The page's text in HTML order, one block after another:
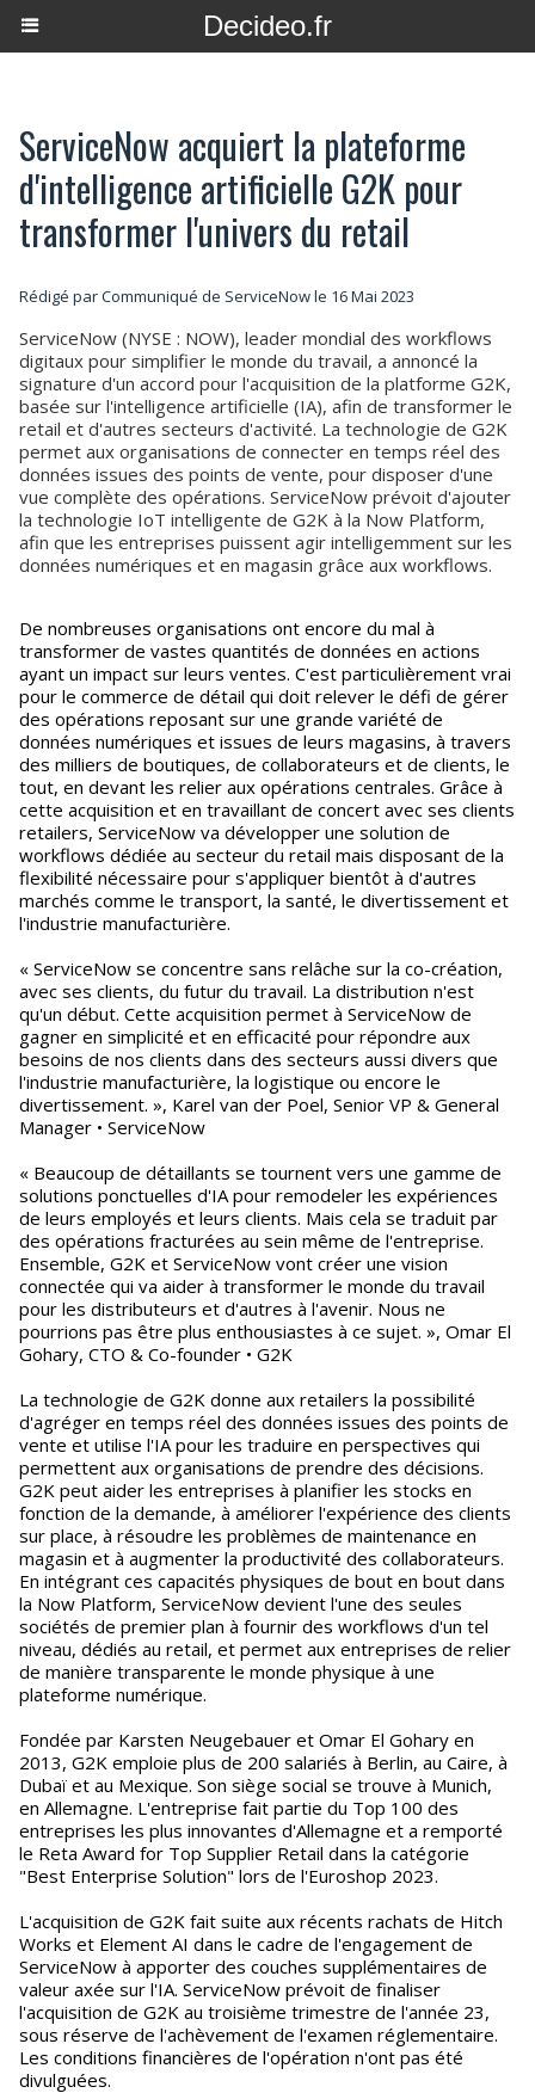
Decideo.fr
ServiceNow acquiert la plateforme
d'intelligence artificielle G2K pour
transformer l'univers du retail
Rédigé par Communiqué de ServiceNow le 16 Mai 2023
ServiceNow (NYSE : NOW), leader mondial des workflows
digitaux pour simplifier le monde du travail, a annoncé la
signature d'un accord pour l'acquisition de la platforme G2K,
basée sur l'intelligence artificielle (IA), afin de transformer le
retail et d'autres secteurs d'activité. La technologie de G2K
permet aux organisations de connecter en temps réel des
données issues des points de vente, pour disposer d'une
vue complète des opérations. ServiceNow prévoit d'ajouter
la technologie IoT intelligente de G2K à la Now Platform,
afin que les entreprises puissent agir intelligemment sur les
données numériques et en magasin grâce aux workflows.
De nombreuses organisations ont encore du mal à
transformer de vastes quantités de données en actions
ayant un impact sur leurs ventes. C'est particulièrement vrai
pour le commerce de détail qui doit relever le défi de gérer
des opérations reposant sur une grande variété de
données numériques et issues de leurs magasins, à travers
des milliers de boutiques, de collaborateurs et de clients, le
tout, en devant les relier aux opérations centrales. Grâce à
cette acquisition et en travaillant de concert avec ses clients
retailers, ServiceNow va développer une solution de
workflows dédiée au secteur du retail mais disposant de la
flexibilité nécessaire pour s'appliquer bientôt à d'autres
marchés comme le transport, la santé, le divertissement et
l'industrie manufacturière.
« ServiceNow se concentre sans relâche sur la co-création,
avec ses clients, du futur du travail. La distribution n'est
qu'un début. Cette acquisition permet à ServiceNow de
gagner en simplicité et en efficacité pour répondre aux
besoins de nos clients dans des secteurs aussi divers que
l'industrie manufacturière, la logistique ou encore le
divertissement. », Karel van der Poel, Senior VP & General
Manager • ServiceNow
« Beaucoup de détaillants se tournent vers une gamme de
solutions ponctuelles d'IA pour remodeler les expériences
de leurs employés et leurs clients. Mais cela se traduit par
des opérations fracturées au sein même de l'entreprise.
Ensemble, G2K et ServiceNow vont créer une vision
connectée qui va aider à transformer le monde du travail
pour les distributeurs et d'autres à l'avenir. Nous ne
pourrions pas être plus enthousiastes à ce sujet. », Omar El
Gohary, CTO & Co-founder • G2K
La technologie de G2K donne aux retailers la possibilité
d'agréger en temps réel des données issues des points de
vente et utilise l'IA pour les traduire en perspectives qui
permettent aux organisations de prendre des décisions.
G2K peut aider les entreprises à planifier les stocks en
fonction de la demande, à améliorer l'expérience des clients
sur place, à résoudre les problèmes de maintenance en
magasin et à augmenter la productivité des collaborateurs.
En intégrant ces capacités physiques de bout en bout dans
la Now Platform, ServiceNow devient l'une des seules
sociétés de premier plan à fournir des workflows d'un tel
niveau, dédiés au retail, et permet aux entreprises de relier
de manière transparente le monde physique à une
plateforme numérique.
Fondée par Karsten Neugebauer et Omar El Gohary en
2013, G2K emploie plus de 200 salariés à Berlin, au Caire, à
Dubaï et au Mexique. Son siège social se trouve à Munich,
en Allemagne. L'entreprise fait partie du Top 100 des
entreprises les plus innovantes d'Allemagne et a remporté
le Reta Award for Top Supplier Retail dans la catégorie
"Best Enterprise Solution" lors de l'Euroshop 2023.
L'acquisition de G2K fait suite aux récents rachats de Hitch
Works et Element AI dans le cadre de l'engagement de
ServiceNow à apporter des couches supplémentaires de
valeur axée sur l'IA. ServiceNow prévoit de finaliser
l'acquisition de G2K au troisième trimestre de l'année 23,
sous réserve de l'achèvement de l'examen réglementaire.
Les conditions financières de l'opération n'ont pas été
divulguées.